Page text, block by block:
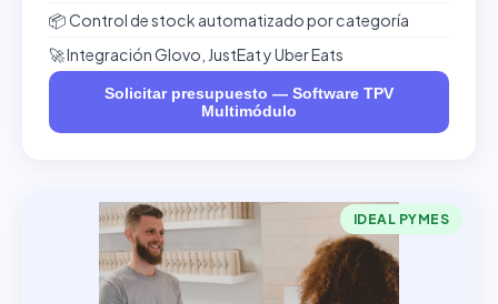
📦 Control de stock automatizado por categoría
🚀 Integración Glovo, JustEat y Uber Eats
Solicitar presupuesto — Software TPV
Multimódulo
IDEAL PYMES